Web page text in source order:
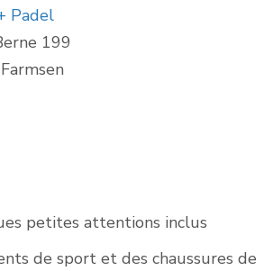
Padel
199
petites attentions inclus
de sport et des chaussures de